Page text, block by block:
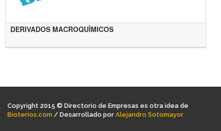
DERIVADOS MACROQUÌMICOS
Copyright 2015 © Directorio de Empresas es otra idea de
Bioterios.com / Desarrollado por Alejandro Sotomayor